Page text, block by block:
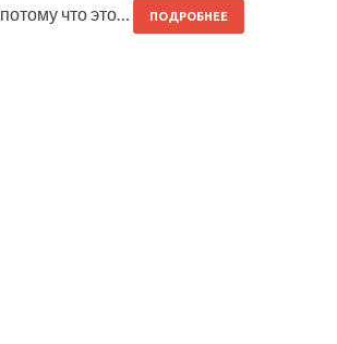
потому что это…
ПОДРОБНЕЕ